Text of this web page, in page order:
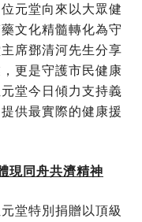
元堂向來以大眾健
文化精髓轉化為守
席鄧清河先生分享
更是守護市民健康
堂今日傾力支持義
供最實際的健康援
現同舟共濟精神
堂特別捐贈以頂級